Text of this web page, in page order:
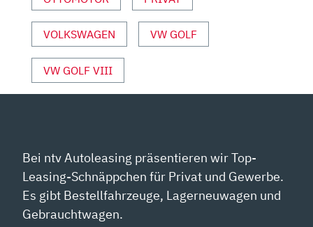
VOLKSWAGEN VW GOLF
VW GOLF VIII
Bei ntv Autoleasing präsentieren wir Top-
Leasing-Schnäppchen für Privat und Gewerbe.
Es gibt Bestellfahrzeuge, Lagerneuwagen und
Gebrauchtwagen.